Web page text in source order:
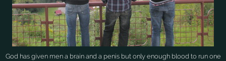
God has given men a brain and a penis but only enough blood to run one